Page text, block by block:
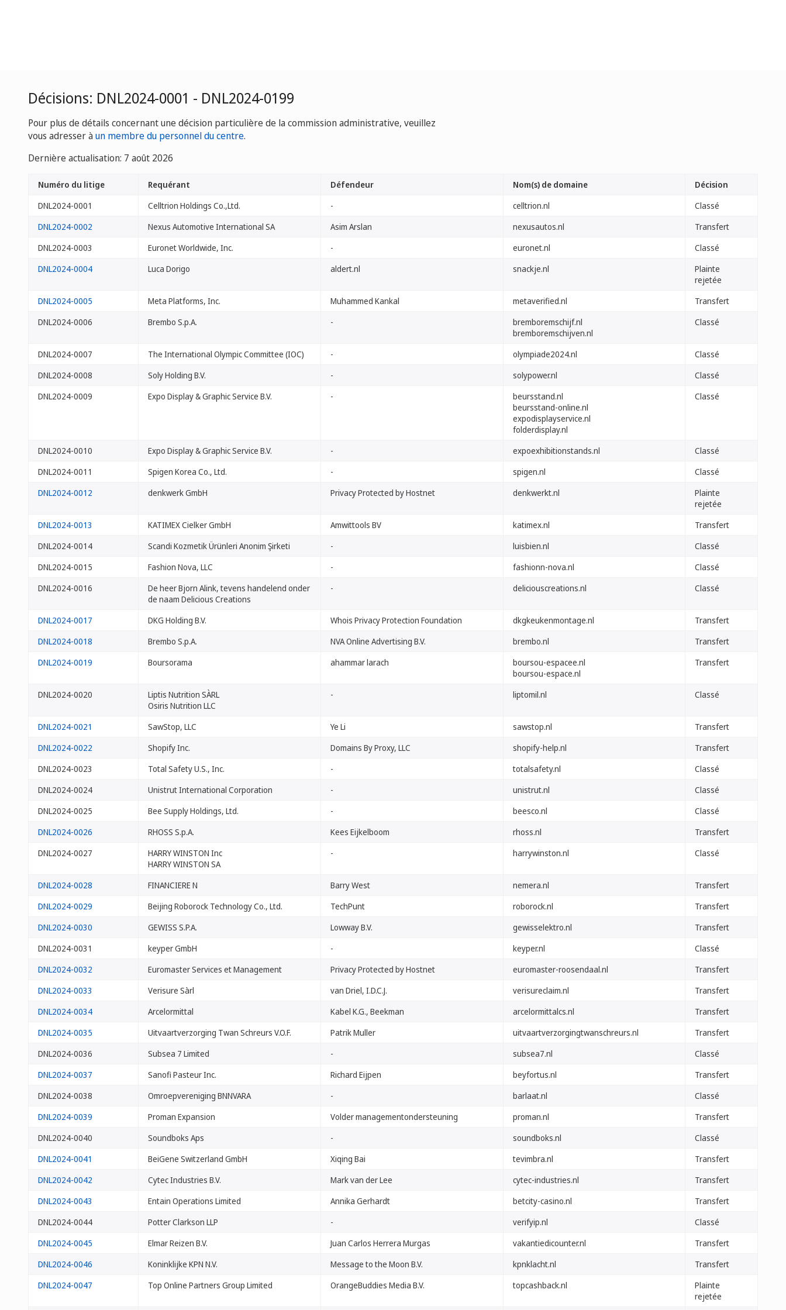
Décisions: DNL2024-0001 - DNL2024-0199
Pour plus de détails concernant une décision particulière de la commission administrative, veuillez
vous adresser àun membre du personnel du centre.
Dernière actualisation: 7 août 2026
Numéro du litige Requérant Défendeur Nom(s) de domaine
Décision
DNL2024-0001
Celltrion Holdings Co.,Ltd. - celltrion.nl
Classé
DNL2024-0002
Nexus Automotive International SA Asim Arslan nexusautos.nl
Transfert
DNL2024-0003
Euronet Worldwide, Inc. - euronet.nl
Classé
DNL2024-0004
Luca Dorigo aldert.nl snackje.nl
Plainte
rejetée
DNL2024-0005
Meta Platforms, Inc. Muhammed Kankal metaverified.nl
Transfert
DNL2024-0006
Brembo S.p.A. -
bremboremschijf.nl
bremboremschijven.nl
Classé
DNL2024-0007 The International Olympic Committee (IOC) - olympiade2024.nl
Classé
DNL2024-0008
Soly Holding B.V. - solypower.nl
Classé
DNL2024-0009
Expo Display & Graphic Service B.V. -
beursstand.nl
beursstand-online.nl
expodisplayservice.nl
folderdisplay.nl
Classé
DNL2024-0010 Expo Display & Graphic Service B.V. - expoexhibitionstands.nl
Classé
DNL2024-0011
Spigen Korea Co., Ltd. - spigen.nl
Classé
DNL2024-0012
denkwerk GmbH Privacy Protected by Hostnet denkwerkt.nl
Plainte
rejetée
DNL2024-0013
KATIMEX Cielker GmbH Amwittools BV katimex.nl
Transfert
DNL2024-0014
Scandi Kozmetik Ürünleri Anonim Şirketi - luisbien.nl
Classé
DNL2024-0015
Fashion Nova, LLC - fashionn-nova.nl
Classé
DNL2024-0016
De heer Bjorn Alink, tevens handelend onder
de naam Delicious Creations
- deliciouscreations.nl Classé
DNL2024-0017 DKG Holding B.V. Whois Privacy Protection Foundation dkgkeukenmontage.nl
Transfert
DNL2024-0018
Brembo S.p.A. NVA Online Advertising B.V. brembo.nl
Transfert
DNL2024-0019
Boursorama ahammar larach
boursou-espacee.nl
boursou-espace.nl
Transfert
DNL2024-0020
Liptis Nutrition SÀRL
Osiris Nutrition LLC
- liptomil.nl Classé
DNL2024-0021 SawStop, LLC Ye Li sawstop.nl
Transfert
DNL2024-0022
Shopify Inc. Domains By Proxy, LLC shopify-help.nl
Transfert
DNL2024-0023
Total Safety U.S., Inc. - totalsafety.nl
Classé
DNL2024-0024
Unistrut International Corporation - unistrut.nl
Classé
DNL2024-0025
Bee Supply Holdings, Ltd. - beesco.nl
Classé
DNL2024-0026
RHOSS S.p.A. Kees Eijkelboom rhoss.nl
Transfert
DNL2024-0027
HARRY WINSTON Inc
HARRY WINSTON SA
- harrywinston.nl Classé
DNL2024-0028 FINANCIERE N Barry West nemera.nl
Transfert
DNL2024-0029
Beijing Roborock Technology Co., Ltd. TechPunt roborock.nl
Transfert
DNL2024-0030
GEWISS S.P.A. Lowway B.V. gewisselektro.nl
Transfert
DNL2024-0031
keyper GmbH - keyper.nl
Classé
DNL2024-0032
Euromaster Services et Management Privacy Protected by Hostnet euromaster-roosendaal.nl
Transfert
DNL2024-0033
Verisure Sàrl van Driel, I.D.C.J. verisureclaim.nl
Transfert
DNL2024-0034
Arcelormittal Kabel K.G., Beekman arcelormittalcs.nl
Transfert
DNL2024-0035
Uitvaartverzorging Twan Schreurs V.O.F. Patrik Muller uitvaartverzorgingtwanschreurs.nl
Transfert
DNL2024-0036
Subsea 7 Limited - subsea7.nl
Classé
DNL2024-0037
Sanofi Pasteur Inc. Richard Eijpen beyfortus.nl
Transfert
DNL2024-0038
Omroepvereniging BNNVARA - barlaat.nl
Classé
DNL2024-0039
Proman Expansion Volder managementondersteuning proman.nl
Transfert
DNL2024-0040
Soundboks Aps - soundboks.nl
Classé
DNL2024-0041
BeiGene Switzerland GmbH Xiqing Bai tevimbra.nl
Transfert
DNL2024-0042
Cytec Industries B.V. Mark van der Lee cytec-industries.nl
Transfert
DNL2024-0043
Entain Operations Limited Annika Gerhardt betcity-casino.nl
Transfert
DNL2024-0044
Potter Clarkson LLP - verifyip.nl
Classé
DNL2024-0045
Elmar Reizen B.V. Juan Carlos Herrera Murgas vakantiedicounter.nl
Transfert
DNL2024-0046
Koninklijke KPN N.V. Message to the Moon B.V. kpnklacht.nl
Transfert
DNL2024-0047
Top Online Partners Group Limited OrangeBuddies Media B.V. topcashback.nl
Plainte
rejetée